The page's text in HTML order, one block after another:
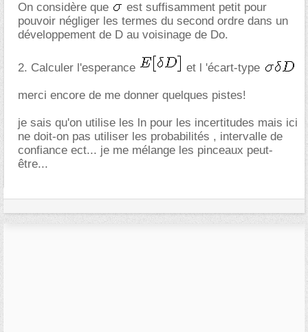
On considère que
est suffisamment petit pour
pouvoir négliger les termes du second ordre dans un
développement de D au voisinage de Do.
2. Calculer l'esperance et l 'écart-type
merci encore de me donner quelques pistes!
je sais qu'on utilise les ln pour les incertitudes mais ici
ne doit-on pas utiliser les probabilités , intervalle de
confiance ect... je me mélange les pinceaux peut-
être...